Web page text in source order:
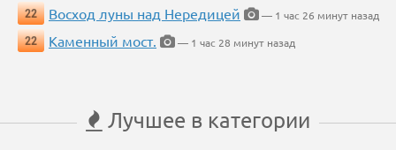
22
Восход луны над Нередицей
— 1 час 26 минут назад
22
Каменный мост. — 1 час 28 минут назад
Лучшее в категории